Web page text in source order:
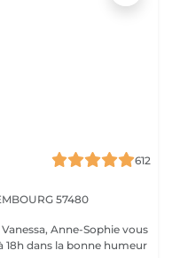
612
57480
Anne-Sophie vous
18h dans la bonne humeur